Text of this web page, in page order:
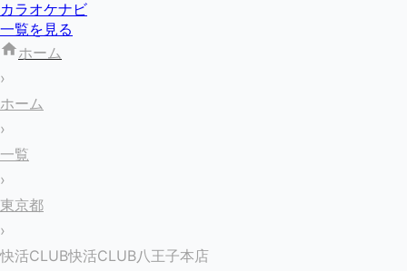
カラオケナビ
一覧を見る
ホーム
›
ホーム
›
一覧
›
東京都
›
快活CLUB快活CLUB八王子本店